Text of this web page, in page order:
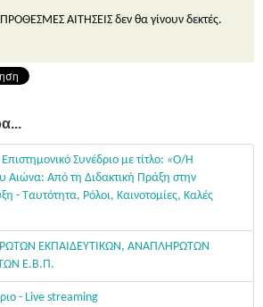
ΑΙΤΗΣΕΙΣ δεν θα γίνουν δεκτές.
Συνέδριο με τίτλο: «Ο/Η
Αιώνα: Από τη Διδακτική Πράξη στην
- Ταυτότητα, Ρόλοι, Καινοτομίες, Καλές
ΕΚΠΑΙΔΕΥΤΙΚΩΝ, ΑΝΑΠΛΗΡΩΤΩΝ
Ε.Β.Π.
- Live streaming